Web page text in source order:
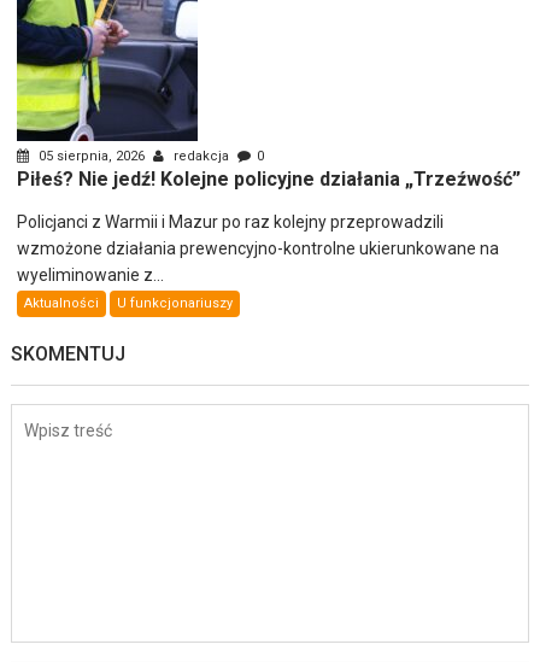
05 sierpnia, 2026 redakcja 0
Piłeś? Nie jedź! Kolejne policyjne działania „Trzeźwość”
Policjanci z Warmii i Mazur po raz kolejny przeprowadzili
wzmożone działania prewencyjno-kontrolne ukierunkowane na
wyeliminowanie z...
Aktualności U funkcjonariuszy
SKOMENTUJ